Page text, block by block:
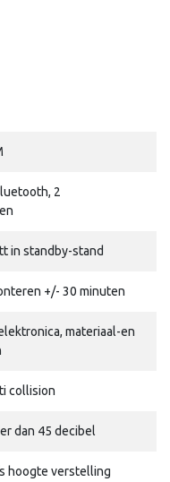
2
in standby-stand
+/- 30 minuten
materiaal-en
collision
dan 45 decibel
hoogte verstelling